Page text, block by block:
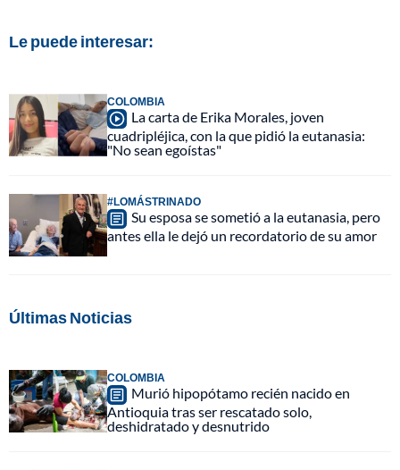
Le puede interesar:
COLOMBIA
La carta de Erika Morales, joven
cuadripléjica, con la que pidió la eutanasia:
"No sean egoístas"
#LOMÁSTRINADO
Su esposa se sometió a la eutanasia, pero
antes ella le dejó un recordatorio de su amor
Últimas Noticias
COLOMBIA
Murió hipopótamo recién nacido en
Antioquia tras ser rescatado solo,
deshidratado y desnutrido